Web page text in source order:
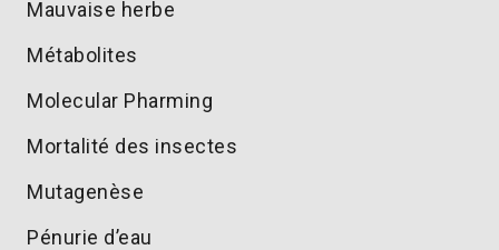
Mauvaise herbe
Métabolites
Molecular Pharming
Mortalité des insectes
Mutagenèse
Pénurie d’eau